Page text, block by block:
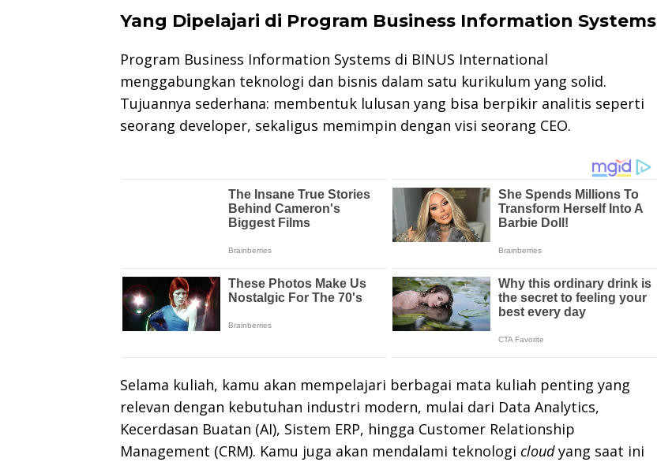
Yang Dipelajari di Program Business Information Systems
Program Business Information Systems di BINUS International
menggabungkan teknologi dan bisnis dalam satu kurikulum yang solid.
Tujuannya sederhana: membentuk lulusan yang bisa berpikir analitis seperti
seorang developer, sekaligus memimpin dengan visi seorang CEO.
Selama kuliah, kamu akan mempelajari berbagai mata kuliah penting yang
relevan dengan kebutuhan industri modern, mulai dari Data Analytics,
Kecerdasan Buatan (AI), Sistem ERP, hingga Customer Relationship
Management (CRM). Kamu juga akan mendalami teknologi cloudyang saat ini